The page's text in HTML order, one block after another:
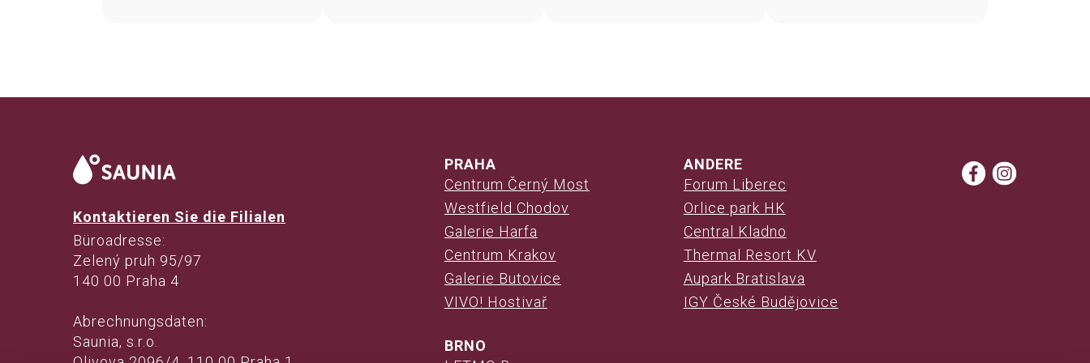
Zentrum von Karlovy Vary.
das Zentrum von Karlsbad.
Kontaktieren Sie die Filialen
Büroadresse:
Zelený pruh 95/97
140 00 Praha 4
Abrechnungsdaten:
Saunia, s.r.o.
PRAHA
Centrum Černý Most
Westfield Chodov
Galerie Harfa
Centrum Krakov
Galerie Butovice
VIVO! Hostivař
BRNO
ANDERE
Forum Liberec
Orlice park HK
Central Kladno
Thermal Resort KV
Aupark Bratislava
IGY České Budějovice